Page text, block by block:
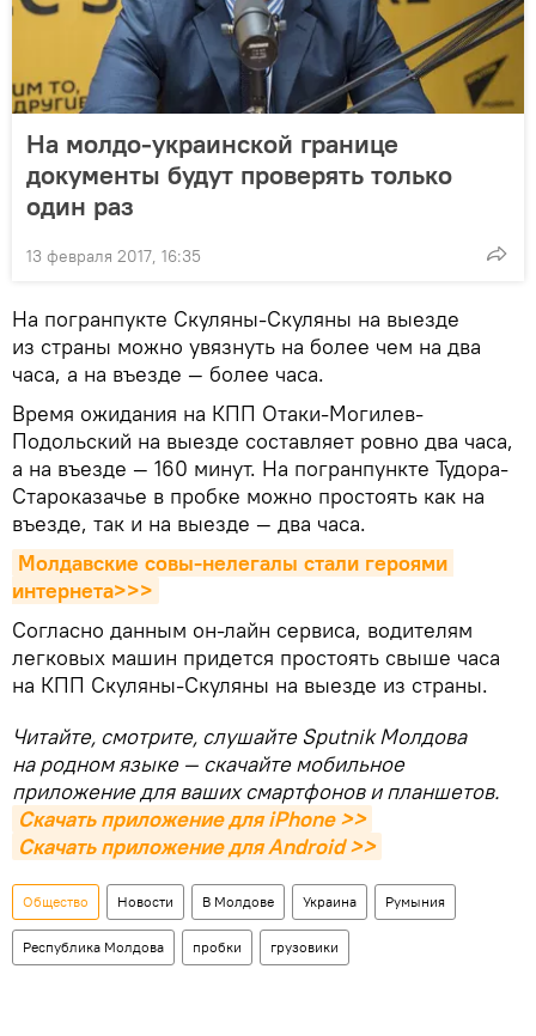
На молдо-украинской границе
документы будут проверять только
один раз
13 февраля 2017, 16:35
На погранпукте Скуляны-Скуляны на выезде
из страны можно увязнуть на более чем на два
часа, а на въезде — более часа.
Время ожидания на КПП Отаки-Могилев-
Подольский на выезде составляет ровно два часа,
а на въезде — 160 минут. На погранпункте Тудора-
Староказачье в пробке можно простоять как на
въезде, так и на выезде — два часа.
Молдавские совы-нелегалы стали героями
интернета>>>
Согласно данным он-лайн сервиса, водителям
легковых машин придется простоять свыше часа
на КПП Скуляны-Скуляны на выезде из страны.
Читайте, смотрите, слушайте Sputnik Молдова
на родном языке — скачайте мобильное
приложение для ваших смартфонов и планшетов.
Скачать приложение для iPhone >>
Скачать приложение для Android >>
Общество Новости В Молдове Украина Румыния
Республика Молдова пробки грузовики